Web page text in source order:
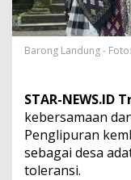
d
a
y
a
e
s
a
P
e
Barong Landung -
STAR-NEWS.ID
kebersamaan
Penglipuran
sebagai desa
toleransi.